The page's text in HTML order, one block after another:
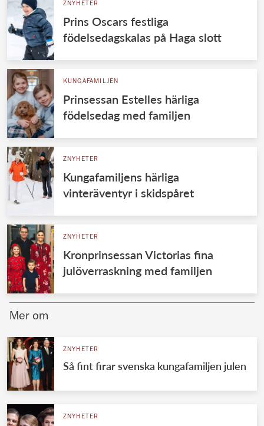
ZNYHETER
Prins Oscars festliga
födelsedagskalas på Haga slott
KUNGAFAMILJEN
Prinsessan Estelles härliga
födelsedag med familjen
ZNYHETER
Kungafamiljens härliga
vinteräventyr i skidspåret
ZNYHETER
Kronprinsessan Victorias fina
julöverraskning med familjen
Mer om
ZNYHETER
Så fint firar svenska kungafamiljen julen
ZNYHETER